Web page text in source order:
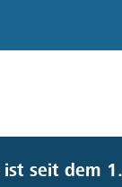
ist seit dem 1.